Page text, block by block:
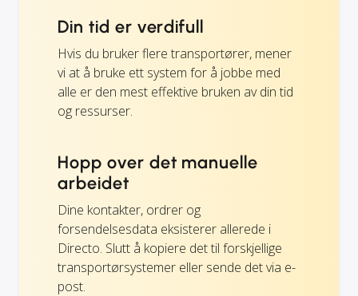
Din tid er verdifull
Hvis du bruker flere transportører, mener
vi at å bruke ett system for å jobbe med
alle er den mest effektive bruken av din tid
og ressurser.
Hopp over det manuelle
arbeidet
Dine kontakter, ordrer og
forsendelsesdata eksisterer allerede i
Directo. Slutt å kopiere det til forskjellige
transportørsystemer eller sende det via e-
post.